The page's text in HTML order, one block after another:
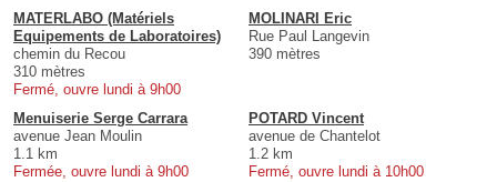
MATERLABO (Matériels
Equipements de Laboratoires)
chemin du Recou
310 mètres
Fermé, ouvre lundi à 9h00
MOLINARI Eric
Rue Paul Langevin
390 mètres
Menuiserie Serge Carrara
avenue Jean Moulin
1.1 km
Fermée, ouvre lundi à 9h00
POTARD Vincent
avenue de Chantelot
1.2 km
Fermé, ouvre lundi à 10h00